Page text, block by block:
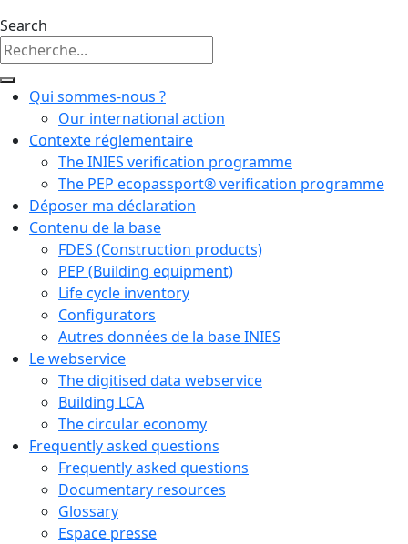
Search
Qui sommes-nous ?
Our international action
Contexte réglementaire
The INIES verification programme
The PEP ecopassport® verification programme
Déposer ma déclaration
Contenu de la base
FDES (Construction products)
PEP (Building equipment)
Life cycle inventory
Configurators
Autres données de la base INIES
Le webservice
The digitised data webservice
Building LCA
The circular economy
Frequently asked questions
Frequently asked questions
Documentary resources
Glossary
Espace presse